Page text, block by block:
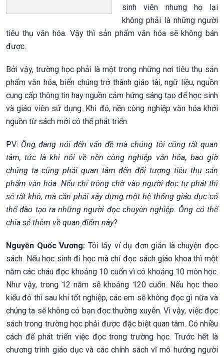
sinh viên nhưng họ lại
không phải là những người
tiêu thụ văn hóa. Vậy thì sản phẩm văn hóa sẽ không bán
được.
Bởi vậy, trường học phải là một trong những nơi tiêu thụ sản
phẩm văn hóa, biến chúng trở thành giáo tài, ngữ liệu, nguồn
cung cấp thông tin hay nguồn cảm hứng sáng tạo để học sinh
và giáo viên sử dụng. Khi đó, nền công nghiệp văn hóa khởi
nguồn từ sách mới có thể phát triển.
PV: Ông đang nói đến vấn đề mà chúng tôi cũng rất quan
tâm, tức là khi nói về nền công nghiệp văn hóa, bao giờ
chúng ta cũng phải quan tâm đến đối tượng tiêu thụ sản
phẩm văn hóa. Nếu chỉ trông chờ vào người đọc tự phát thì
sẽ rất khó, mà cần phải xây dựng một hệ thống giáo dục có
thể đào tạo ra những người đọc chuyên nghiệp. Ông có thể
chia sẻ thêm về quan điểm này?
Nguyễn Quốc Vương: Tôi lấy ví dụ đơn giản là chuyện đọc
sách. Nếu học sinh đi học mà chỉ đọc sách giáo khoa thì một
năm các cháu đọc khoảng 10 cuốn vì có khoảng 10 môn học.
Như vậy, trong 12 năm sẽ khoảng 120 cuốn. Nếu học theo
kiểu đó thì sau khi tốt nghiệp, các em sẽ không đọc gì nữa và
chúng ta sẽ không có bạn đọc thường xuyên. Vì vậy, việc đọc
sách trong trường học phải được đặc biệt quan tâm. Có nhiều
cách để phát triển việc đọc trong trường học. Trước hết là
chương trình giáo dục và các chính sách vĩ mô hướng người